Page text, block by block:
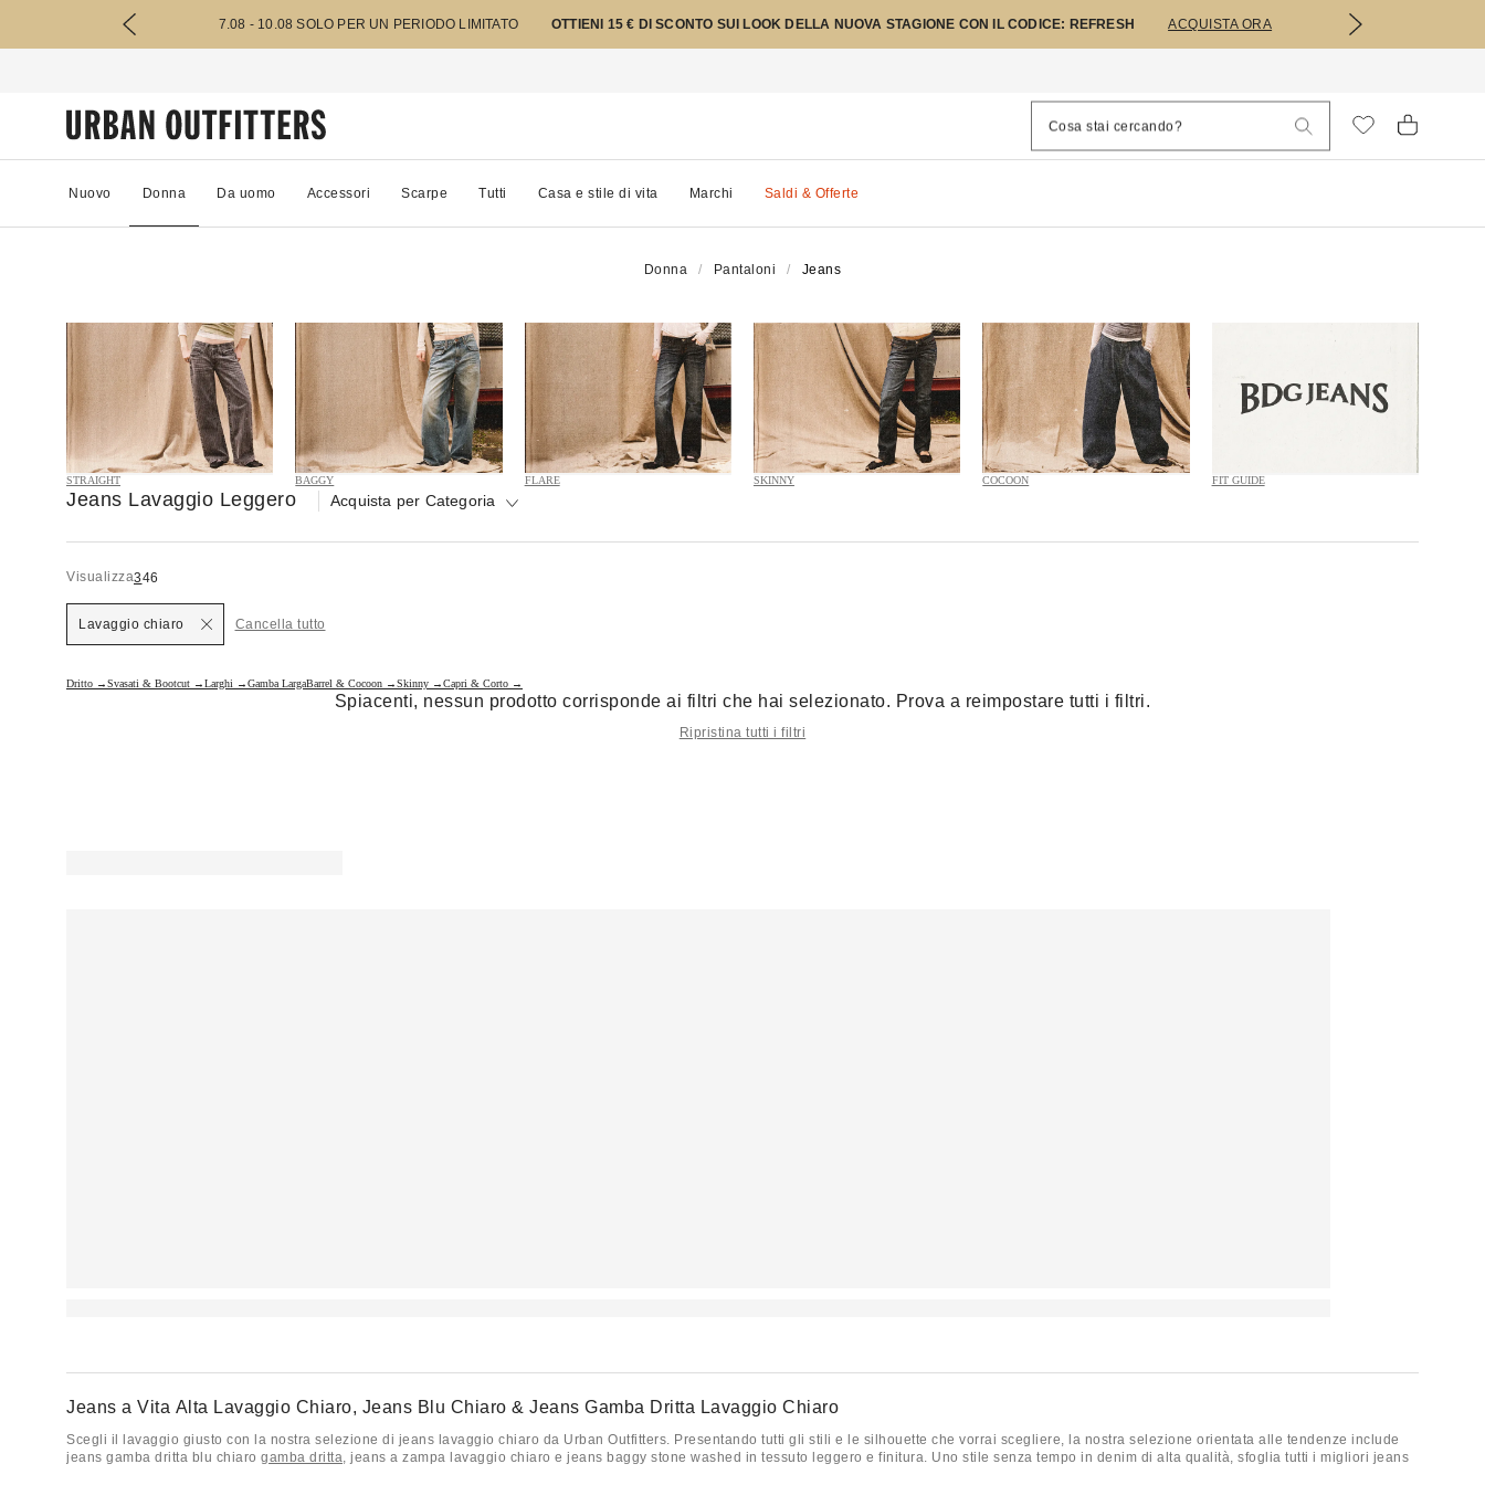
7.08 - 10.08 SOLO PER UN PERIODO LIMITATO OTTIENI 15 € DI SCONTO SUI LOOK DELLA NUOVA STAGIONE CON IL CODICE: REFRESH ACQUISTA ORA
Nuovo Donna Da uomo Accessori Scarpe Tutti Casa e stile di vita Marchi Saldi & Offerte
Donna Pantaloni Jeans
STRAIGHT BAGGY FLARE SKINNY COCOON FIT GUIDE
Jeans Lavaggio Leggero Acquista per Categoria
Visualizza346
Lavaggio chiaro Cancella tutto
Dritto →Svasati & Bootcut →Larghi →Gamba LargaBarrel & Cocoon →Skinny →Capri & Corto →
Spiacenti, nessun prodotto corrisponde ai filtri che hai selezionato. Prova a reimpostare tutti i filtri.
Ripristina tutti i filtri
Jeans a Vita Alta Lavaggio Chiaro, Jeans Blu Chiaro & Jeans Gamba Dritta Lavaggio Chiaro
Scegli il lavaggio giusto con la nostra selezione di jeans lavaggio chiaro da Urban Outfitters. Presentando tutti gli stili e le silhouette che vorrai scegliere, la nostra selezione orientata alle tendenze include
jeans gamba dritta blu chiaro gamba dritta , jeans a zampa lavaggio chiaro e jeans baggy stone washed in tessuto leggero e finitura. Uno stile senza tempo in denim di alta qualità, sfoglia tutti i migliori jeans